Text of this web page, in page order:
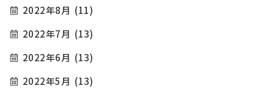
2022年8月 (11)
2022年7月 (13)
2022年6月 (13)
2022年5月 (13)